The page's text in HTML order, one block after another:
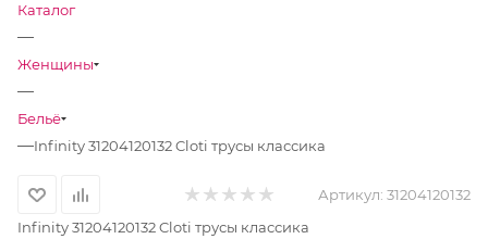
Каталог
—
Женщины
—
Бельё
—Infinity 31204120132 Cloti трусы классика
Артикул: 31204120132
Infinity 31204120132 Cloti трусы классика